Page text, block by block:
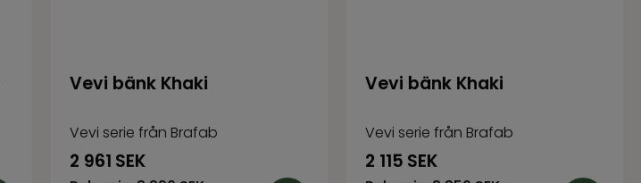
Vevi bänk Khaki
Vevi serie från Brafab
2 961 SEK
Vevi bänk Khaki
Vevi serie från Brafab
2 115 SEK